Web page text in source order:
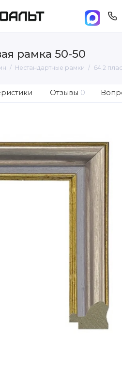
рамка 50-50
Нестандартные рамки 64.2
Отзывы 0